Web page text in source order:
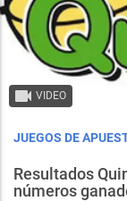
VIDEO
JUEGOS DE
Resultados
números